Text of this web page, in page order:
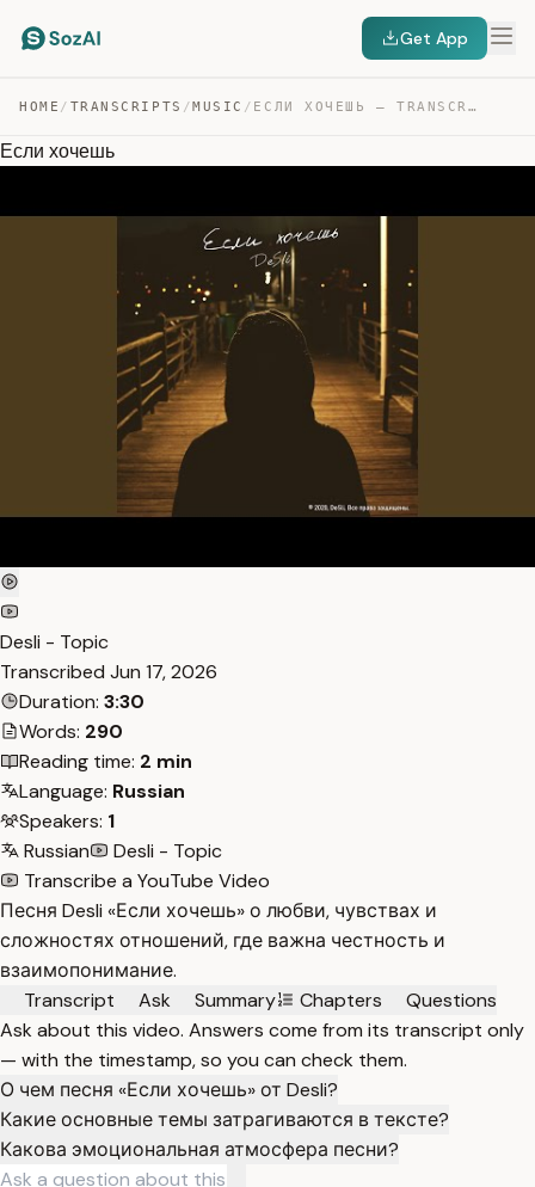
Get App
HOME / TRANSCRIPTS /MUSIC / ЕСЛИ ХОЧЕШЬ — TRANSCRIPT
Если хочешь
Desli - Topic
Transcribed Jun 17, 2026
Duration: 3:30
Words: 290
Reading time: 2 min
Language: Russian
Speakers: 1
Russian
Desli - Topic
Transcribe a YouTube Video
Песня Desli «Если хочешь» о любви, чувствах и
сложностях отношений, где важна честность и
взаимопонимание.
Transcript
Ask Summary Chapters
Questions
Ask about this video. Answers come from its transcript only
— with the timestamp, so you can check them.
О чем песня «Если хочешь» от Desli?
Какие основные темы затрагиваются в тексте?
Какова эмоциональная атмосфера песни?